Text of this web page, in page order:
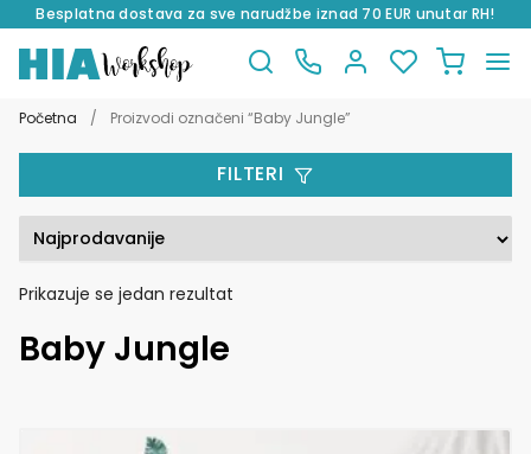
Besplatna dostava za sve narudžbe iznad 70 EUR unutar RH!
na
do
Početna / Proizvodi označeni “Baby Jungle”
Prikazuje se jedan rezultat
Baby Jungle
FILTERI